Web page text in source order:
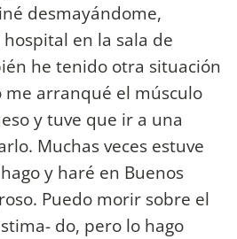
desmayándome,
en la sala de
he tenido otra situación
me arranqué el músculo
y tuve que ir a una
Muchas veces estuve
y haré en Buenos
Puedo morir sobre el
do, pero lo hago